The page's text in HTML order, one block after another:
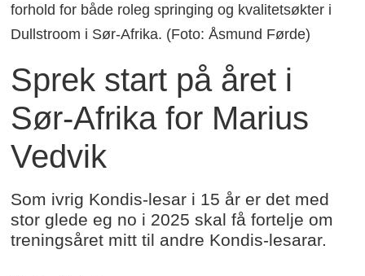
forhold for både roleg springing og kvalitetsøkter i
Dullstroom i Sør-Afrika. (Foto: Åsmund Førde)
Sprek start på året i
Sør-Afrika for Marius
Vedvik
Som ivrig Kondis-lesar i 15 år er det med
stor glede eg no i 2025 skal få fortelje om
treningsåret mitt til andre Kondis-lesarar.